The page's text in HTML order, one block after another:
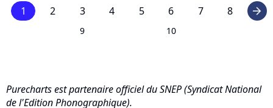
1 2 3 4 5 6 7 8
9 10
arrow_right
Purecharts est partenaire officiel du SNEP (Syndicat National
de l'Edition Phonographique).